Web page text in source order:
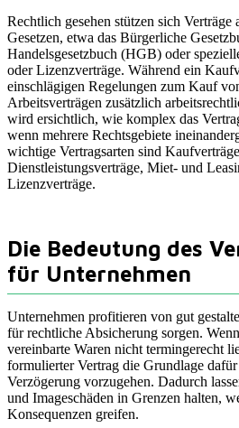
Rechtlich gesehen stützen sich
Gesetzen, etwa das Bürgerliche
Handelsgesetzbuch (HGB) oder
oder Lizenzverträge. Während ein
einschlägigen Regelungen zum Kauf
Arbeitsverträgen zusätzlich
wird ersichtlich, wie komplex das
wenn mehrere Rechtsgebiete
wichtige Vertragsarten sind
Dienstleistungsverträge, Miet- und
Lizenzverträge.
Die Bedeutung des
für Unternehmen
Unternehmen profitieren von gut
für rechtliche Absicherung sorgen.
vereinbarte Waren nicht termingerecht
formulierter Vertrag die Grundlage
Verzögerung vorzugehen. Dadurch
und Imageschäden in Grenzen halten,
Konsequenzen greifen.